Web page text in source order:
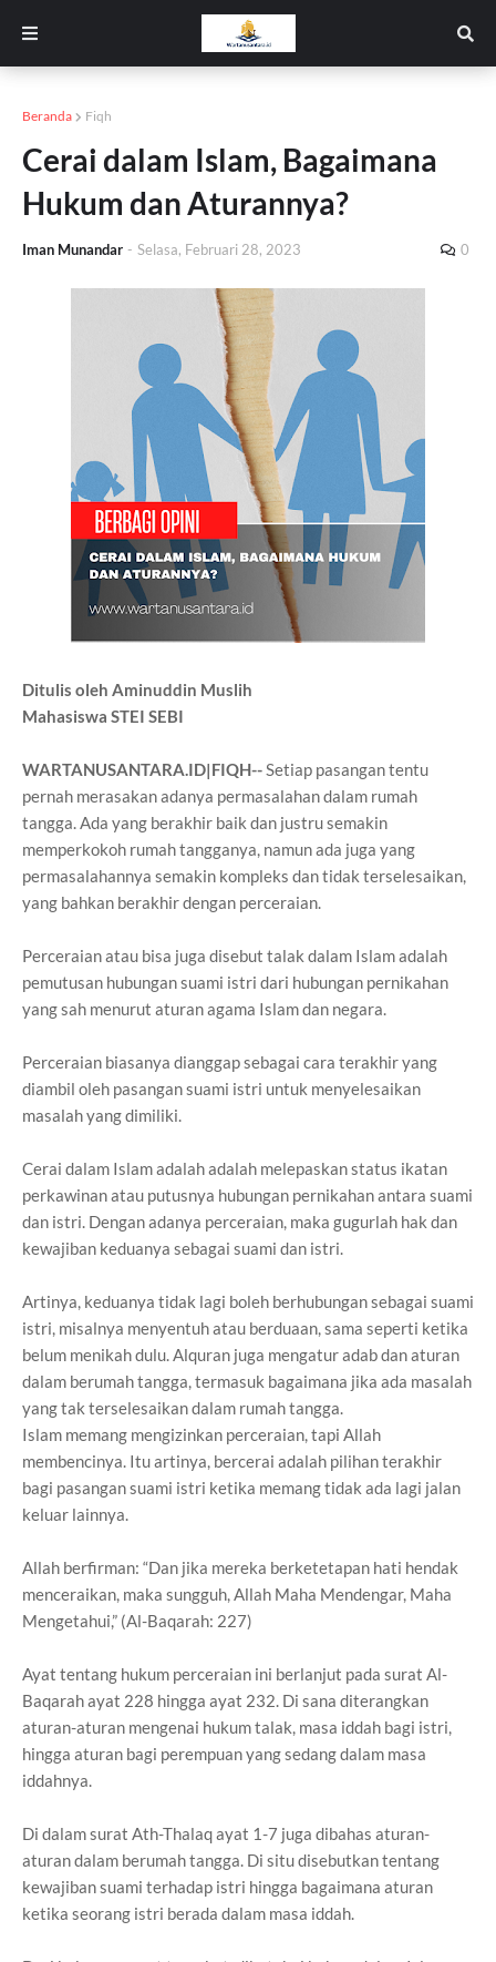
Beranda Fiqh
Cerai dalam Islam, Bagaimana
Hukum dan Aturannya?
Iman Munandar - Selasa, Februari 28, 2023 0
Ditulis oleh Aminuddin Muslih
Mahasiswa STEI SEBI
WARTANUSANTARA.ID|FIQH--Setiap pasangan tentu
pernah merasakan adanya permasalahan dalam rumah
tangga. Ada yang berakhir baik dan justru semakin
memperkokoh rumah tangganya, namun ada juga yang
permasalahannya semakin kompleks dan tidak terselesaikan,
yang bahkan berakhir dengan perceraian.
Perceraian atau bisa juga disebut talak dalam Islam adalah
pemutusan hubungan suami istri dari hubungan pernikahan
yang sah menurut aturan agama Islam dan negara.
Perceraian biasanya dianggap sebagai cara terakhir yang
diambil oleh pasangan suami istri untuk menyelesaikan
masalah yang dimiliki.
Cerai dalam Islam adalah adalah melepaskan status ikatan
perkawinan atau putusnya hubungan pernikahan antara suami
dan istri. Dengan adanya perceraian, maka gugurlah hak dan
kewajiban keduanya sebagai suami dan istri.
Artinya, keduanya tidak lagi boleh berhubungan sebagai suami
istri, misalnya menyentuh atau berduaan, sama seperti ketika
belum menikah dulu. Alquran juga mengatur adab dan aturan
dalam berumah tangga, termasuk bagaimana jika ada masalah
yang tak terselesaikan dalam rumah tangga.
Islam memang mengizinkan perceraian, tapi Allah
membencinya. Itu artinya, bercerai adalah pilihan terakhir
bagi pasangan suami istri ketika memang tidak ada lagi jalan
keluar lainnya.
Allah berfirman: “Dan jika mereka berketetapan hati hendak
menceraikan, maka sungguh, Allah Maha Mendengar, Maha
Mengetahui,” (Al-Baqarah: 227)
Ayat tentang hukum perceraian ini berlanjut pada surat Al-
Baqarah ayat 228 hingga ayat 232. Di sana diterangkan
aturan-aturan mengenai hukum talak, masa iddah bagi istri,
hingga aturan bagi perempuan yang sedang dalam masa
iddahnya.
Di dalam surat Ath-Thalaq ayat 1-7 juga dibahas aturan-
aturan dalam berumah tangga. Di situ disebutkan tentang
kewajiban suami terhadap istri hingga bagaimana aturan
ketika seorang istri berada dalam masa iddah.